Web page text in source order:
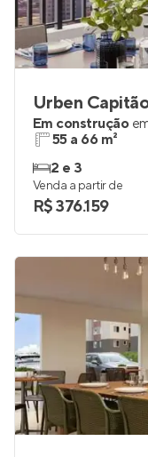
Urben
Em construção
55 a 66 m²
2 e 3
Venda a partir de
R$ 376.159